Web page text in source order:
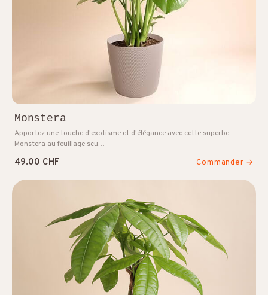
Monstera
Apportez une touche d'exotisme et d'élégance avec cette superbe
Monstera au feuillage scu…
49.00 CHF Commander →